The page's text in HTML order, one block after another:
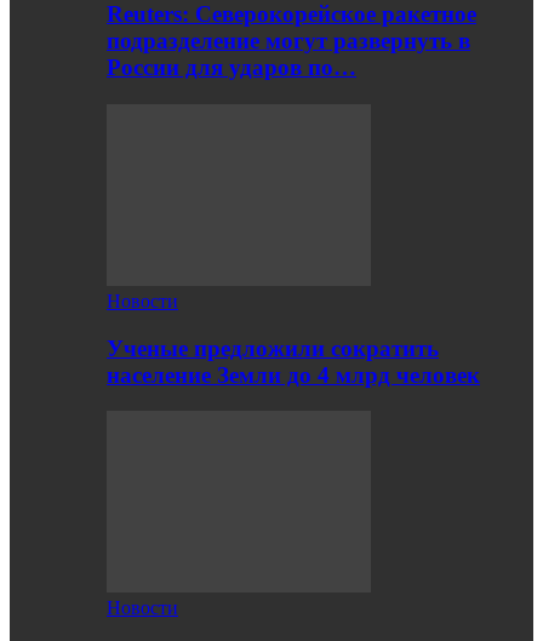
Reuters: Северокорейское ракетное
подразделение могут развернуть в
России для ударов по…
Новости
Ученые предложили сократить
население Земли до 4 млрд человек
Новости